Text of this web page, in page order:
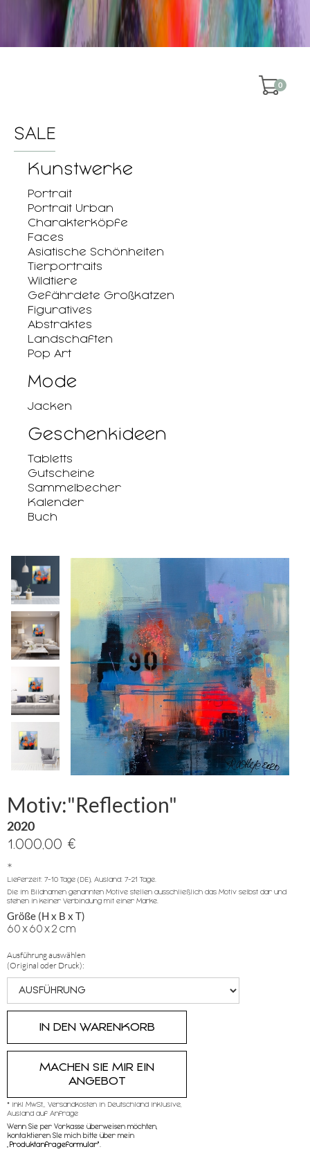
0
SALE
Kunstwerke
Portrait
Portrait Urban
Charakterköpfe
Faces
Asiatische Schönheiten
Tierportraits
Wildtiere
Gefährdete Großkatzen
Figuratives
Abstraktes
Landschaften
Pop Art
Mode
Jacken
Geschenkideen
Tabletts
Gutscheine
Sammelbecher
Kalender
Buch
Motiv:"Reflection"
2020
1.000,00 €
*
Lieferzeit: 7-10 Tage (DE), Ausland: 7-21 Tage.
Die im Bildnamen genannten Motive stellen ausschließlich das Motiv selbst dar und
stehen in keiner Verbindung mit einer Marke.
Größe (H x B x T)
60x60x2 cm
Ausführung auswählen
(Original oder Druck):
MACHEN SIE MIR EIN
ANGEBOT
* inkl MwSt,, Versandkosten in Deutschland inklusive,
Ausland auf Anfrage
Wenn Sie per Vorkasse überweisen möchten,
kontaktieren SIe mich bitte über mein
Produktanfrageformular"